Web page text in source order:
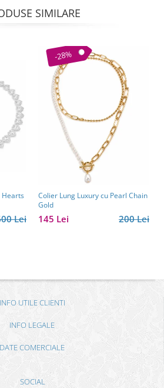
SIMILARE
Hearts
Lei
-28%
Colier Lung Luxury cu Pearl Chain
Gold
200 Lei
145 Lei
INFO UTILE CLIENTI
INFO LEGALE
DATE COMERCIALE
SOCIAL